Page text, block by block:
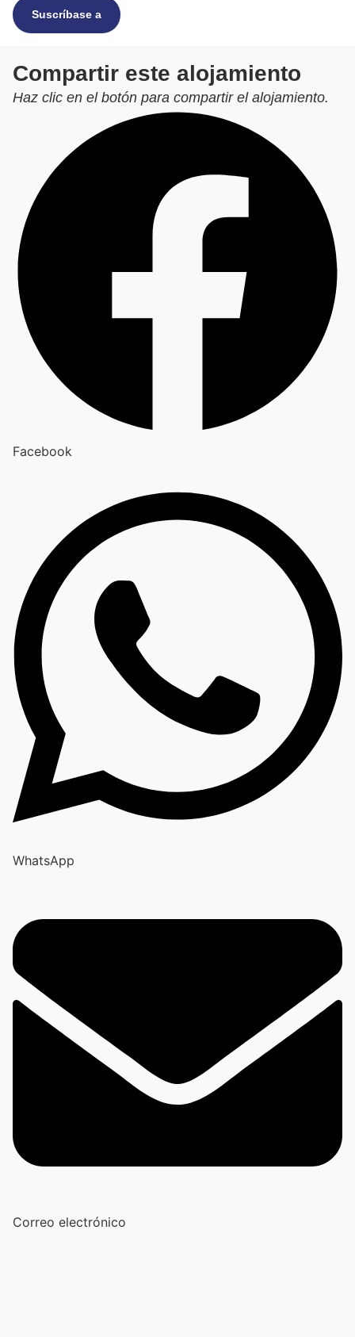
Suscríbase a
Compartir este alojamiento
Haz clic en el botón para compartir el alojamiento.
Facebook
WhatsApp
Correo electrónico